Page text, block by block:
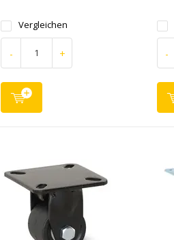
Vergleichen
- + -